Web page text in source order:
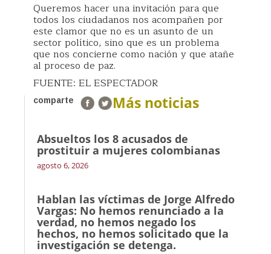
Queremos hacer una invitación para que
todos los ciudadanos nos acompañen por
este clamor que no es un asunto de un
sector político, sino que es un problema
que nos concierne como nación y que atañe
al proceso de paz.
FUENTE: EL ESPECTADOR
comparte Más noticias
Absueltos los 8 acusados de
prostituir a mujeres colombianas
agosto 6, 2026
Hablan las víctimas de Jorge Alfredo
Vargas: No hemos renunciado a la
verdad, no hemos negado los
hechos, no hemos solicitado que la
investigación se detenga.